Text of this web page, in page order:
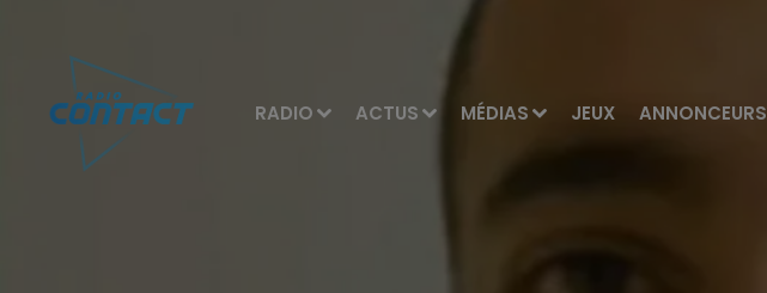
RADIO ACTUS MÉDIAS JEUX ANNONCEURS